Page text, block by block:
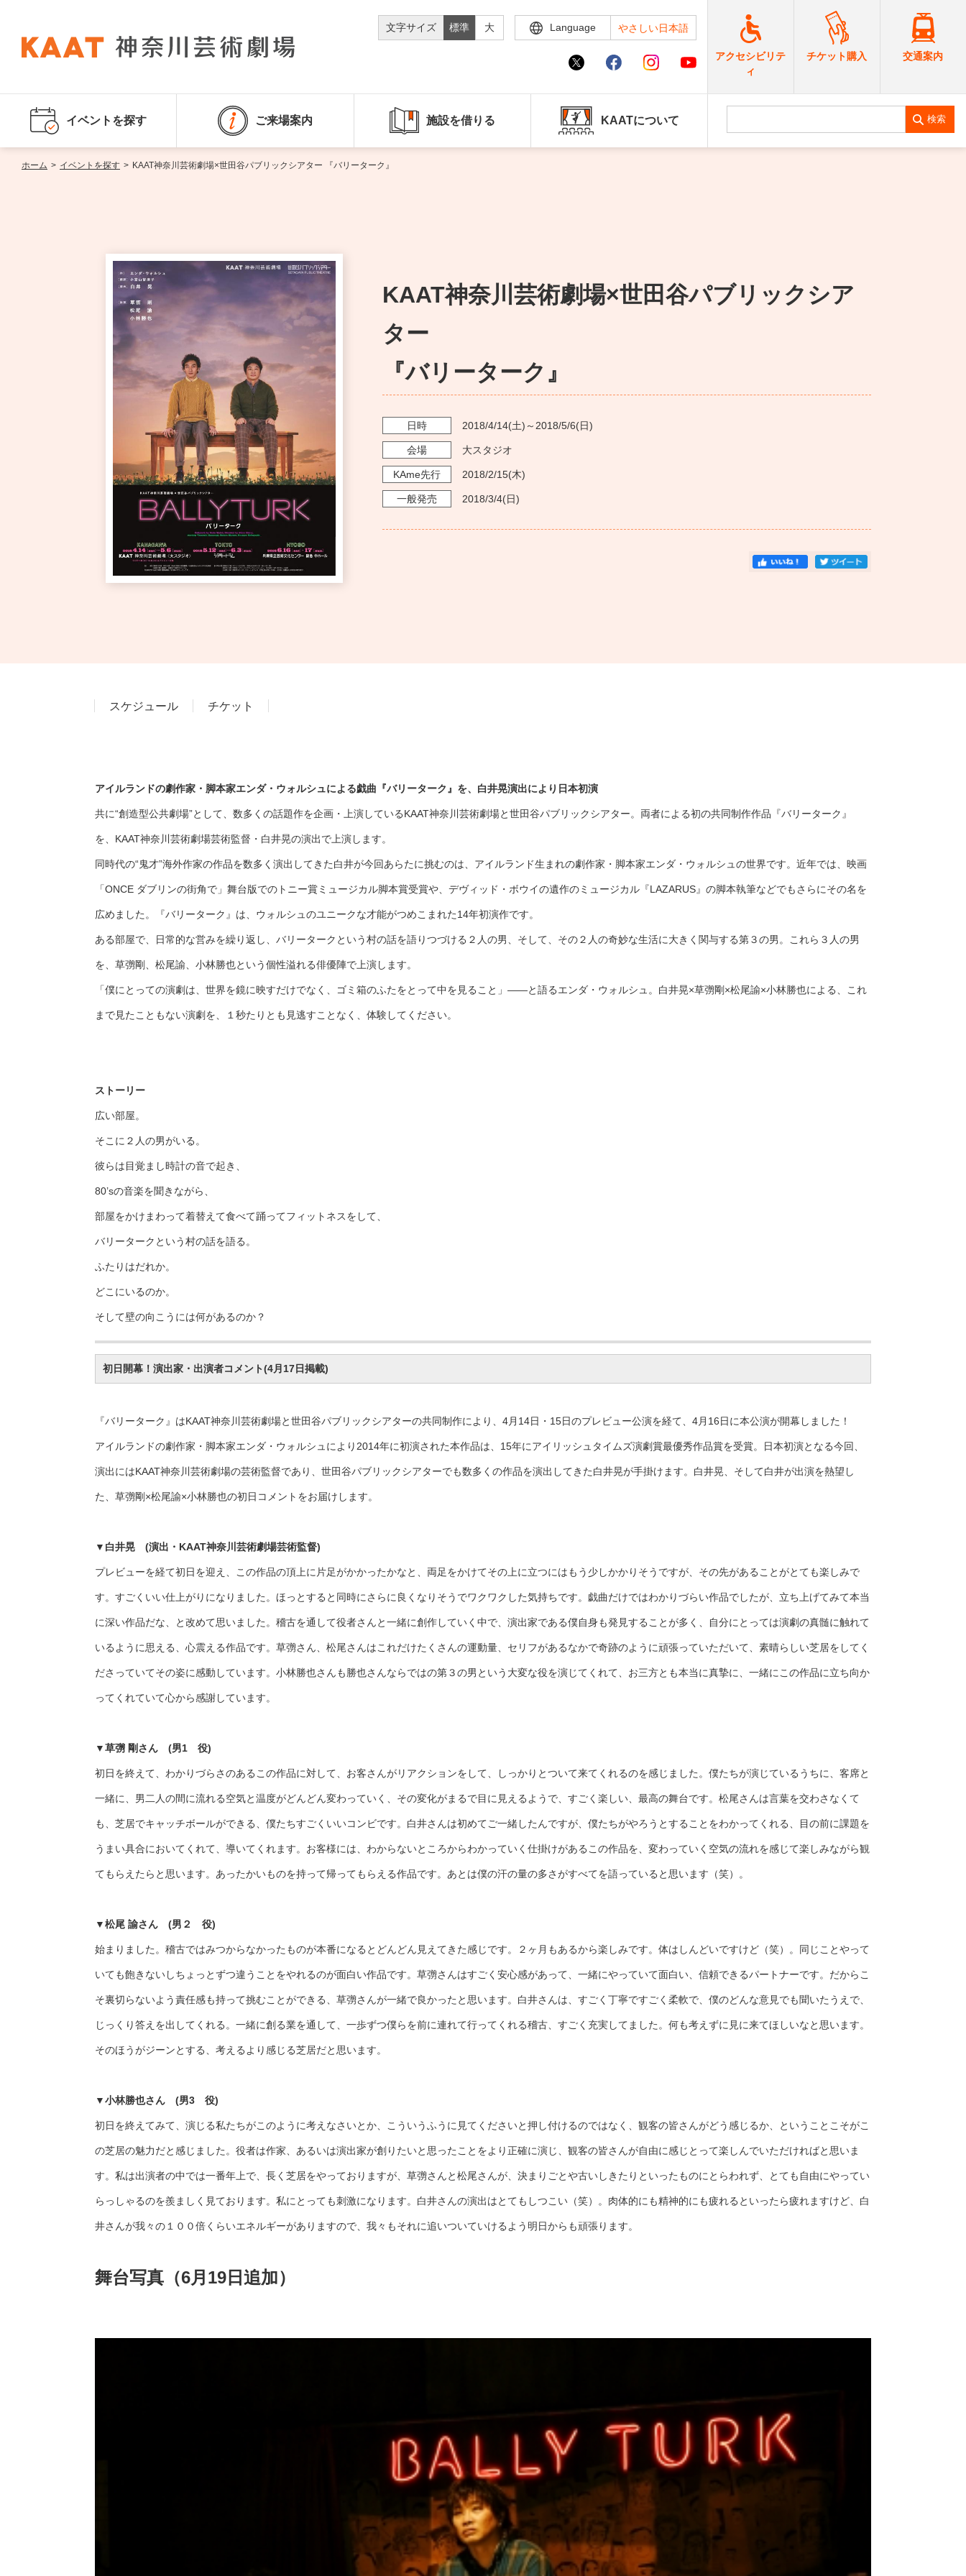
文字サイズ 標準 大 Language やさしい日本語
アクセシビリテ
ィ
チケット購入 交通案内
イベントを探す ご来場案内 施設を借りる KAATについて 検索
ホーム > イベントを探す > KAAT神奈川芸術劇場×世田谷パブリックシアター 『バリーターク』
KAAT神奈川芸術劇場×世田谷パブリックシア
ター
『バリーターク』
日時 2018/4/14(土)～ 2018/5/6(日)
会場 大スタジオ
KAme先行 2018/2/15(木)
一般発売 2018/3/4(日)
スケジュール チケット
アイルランドの劇作家・脚本家エンダ・ウォルシュによる戯曲『バリーターク』を、白井晃演出により日本初演
共に“創造型公共劇場”として、数多くの話題作を企画・上演しているKAAT神奈川芸術劇場と世田谷パブリックシアター。両者による初の共同制作作品『バリーターク』
を、KAAT神奈川芸術劇場芸術監督・白井晃の演出で上演します。
同時代の“鬼才”海外作家の作品を数多く演出してきた白井が今回あらたに挑むのは、アイルランド生まれの劇作家・脚本家エンダ・ウォルシュの世界です。近年では、映画
「ONCE ダブリンの街角で」舞台版でのトニー賞ミュージカル脚本賞受賞や、デヴィッド・ボウイの遺作のミュージカル『LAZARUS』の脚本執筆などでもさらにその名を
広めました。『バリーターク』は、ウォルシュのユニークな才能がつめこまれた14年初演作です。
ある部屋で、日常的な営みを繰り返し、バリータークという村の話を語りつづける２人の男、そして、その２人の奇妙な生活に大きく関与する第３の男。これら３人の男
を、草彅剛、松尾諭、小林勝也という個性溢れる俳優陣で上演します。
「僕にとっての演劇は、世界を鏡に映すだけでなく、ゴミ箱のふたをとって中を見ること」――と語るエンダ・ウォルシュ。白井晃×草彅剛×松尾諭×小林勝也による、これ
まで見たこともない演劇を、１秒たりとも見逃すことなく、体験してください。
ストーリー
広い部屋。
そこに２人の男がいる。
彼らは目覚まし時計の音で起き、
80’sの音楽を聞きながら、
部屋をかけまわって着替えて食べて踊ってフィットネスをして、
バリータークという村の話を語る。
ふたりはだれか。
どこにいるのか。
そして壁の向こうには何があるのか？
初日開幕！演出家・出演者コメント(4月17日掲載)
『バリーターク』はKAAT神奈川芸術劇場と世田谷パブリックシアターの共同制作により、4月14日・15日のプレビュー公演を経て、4月16日に本公演が開幕しました！
アイルランドの劇作家・脚本家エンダ・ウォルシュにより2014年に初演された本作品は、15年にアイリッシュタイムズ演劇賞最優秀作品賞を受賞。日本初演となる今回、
演出にはKAAT神奈川芸術劇場の芸術監督であり、世田谷パブリックシアターでも数多くの作品を演出してきた白井晃が手掛けます。白井晃、そして白井が出演を熱望し
た、草彅剛×松尾諭×小林勝也の初日コメントをお届けします。
▼ 白井晃 (演出・KAAT神奈川芸術劇場芸術監督)
プレビューを経て初日を迎え、この作品の頂上に片足がかかったかなと、両足をかけてその上に立つにはもう少しかかりそうですが、その先があることがとても楽しみで
す。すごくいい仕上がりになりました。ほっとすると同時にさらに良くなりそうでワクワクした気持ちです。戯曲だけではわかりづらい作品でしたが、立ち上げてみて本当
に深い作品だな、と改めて思いました。稽古を通して役者さんと一緒に創作していく中で、演出家である僕自身も発見することが多く、自分にとっては演劇の真髄に触れて
いるように思える、心震える作品です。草彅さん、松尾さんはこれだけたくさんの運動量、セリフがあるなかで奇跡のように頑張っていただいて、素晴らしい芝居をしてく
ださっていてその姿に感動しています。小林勝也さんも勝也さんならではの第３の男という大変な役を演じてくれて、お三方とも本当に真摯に、一緒にこの作品に立ち向か
ってくれていて心から感謝しています。
▼草彅 剛さん (男1 役)
初日を終えて、わかりづらさのあるこの作品に対して、お客さんがリアクションをして、しっかりとついて来てくれるのを感じました。僕たちが演じているうちに、客席と
一緒に、男二人の間に流れる空気と温度がどんどん変わっていく、その変化がまるで目に見えるようで、すごく楽しい、最高の舞台です。松尾さんは言葉を交わさなくて
も、芝居でキャッチボールができる、僕たちすごくいいコンビです。白井さんは初めてご一緒したんですが、僕たちがやろうとすることをわかってくれる、目の前に課題を
うまい具合においてくれて、導いてくれます。お客様には、わからないところからわかっていく仕掛けがあるこの作品を、変わっていく空気の流れを感じて楽しみながら観
てもらえたらと思います。あったかいものを持って帰ってもらえる作品です。あとは僕の汗の量の多さがすべてを語っていると思います（笑）。
▼松尾 諭さん (男２ 役)
始まりました。稽古ではみつからなかったものが本番になるとどんどん見えてきた感じです。２ヶ月もあるから楽しみです。体はしんどいですけど（笑）。同じことやって
いても飽きないしちょっとずつ違うことをやれるのが面白い作品です。草彅さんはすごく安心感があって、一緒にやっていて面白い、信頼できるパートナーです。だからこ
そ裏切らないよう責任感も持って挑むことができる、草彅さんが一緒で良かったと思います。白井さんは、すごく丁寧ですごく柔軟で、僕のどんな意見でも聞いたうえで、
じっくり答えを出してくれる。一緒に創る業を通して、一歩ずつ僕らを前に連れて行ってくれる稽古、すごく充実してました。何も考えずに見に来てほしいなと思います。
そのほうがジーンとする、考えるより感じる芝居だと思います。
▼小林勝也さん (男3 役)
初日を終えてみて、演じる私たちがこのように考えなさいとか、こういうふうに見てくださいと押し付けるのではなく、観客の皆さんがどう感じるか、ということこそがこ
の芝居の魅力だと感じました。役者は作家、あるいは演出家が創りたいと思ったことをより正確に演じ、観客の皆さんが自由に感じとって楽しんでいただければと思いま
す。私は出演者の中では一番年上で、長く芝居をやっておりますが、草彅さんと松尾さんが、決まりごとや古いしきたりといったものにとらわれず、とても自由にやってい
らっしゃるのを羨ましく見ております。私にとっても刺激になります。白井さんの演出はとてもしつこい（笑）。肉体的にも精神的にも疲れるといったら疲れますけど、白
井さんが我々の１００倍くらいエネルギーがありますので、我々もそれに追いついていけるよう明日からも頑張ります。
舞台写真（6月19日追加）